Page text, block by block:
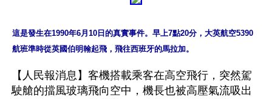
這是發生在1990年6月10日的真實事件。早上7點20分，大英航空5390
【人民報消息】客機搭載乘客在高空飛行，突然駕
駛艙的擋風玻璃飛向空中，機長也被高壓氣流吸出